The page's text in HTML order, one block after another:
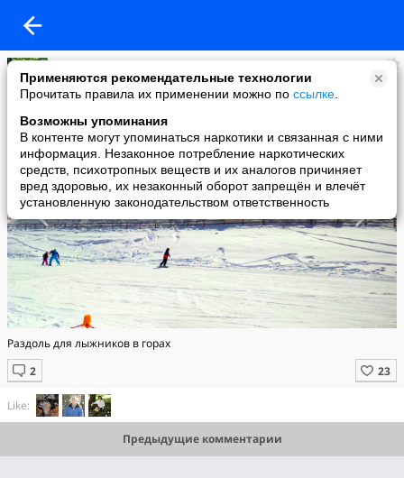
Применяются рекомендательные технологии
Прочитать правила их применении можно по ссылке
Возможны упоминания
В контенте могут упоминаться наркотики и связанная с ними
информация. Незаконное потребление наркотических
средств, психотропных веществ и их аналогов причиняет
вред здоровью, их незаконный оборот запрещён и влечёт
установленную законодательством ответственность
Елена Матяс
added a photo
19 Feb в 19:32
Раздоль для лыжников в горах
Like:
Предыдущие комментарии